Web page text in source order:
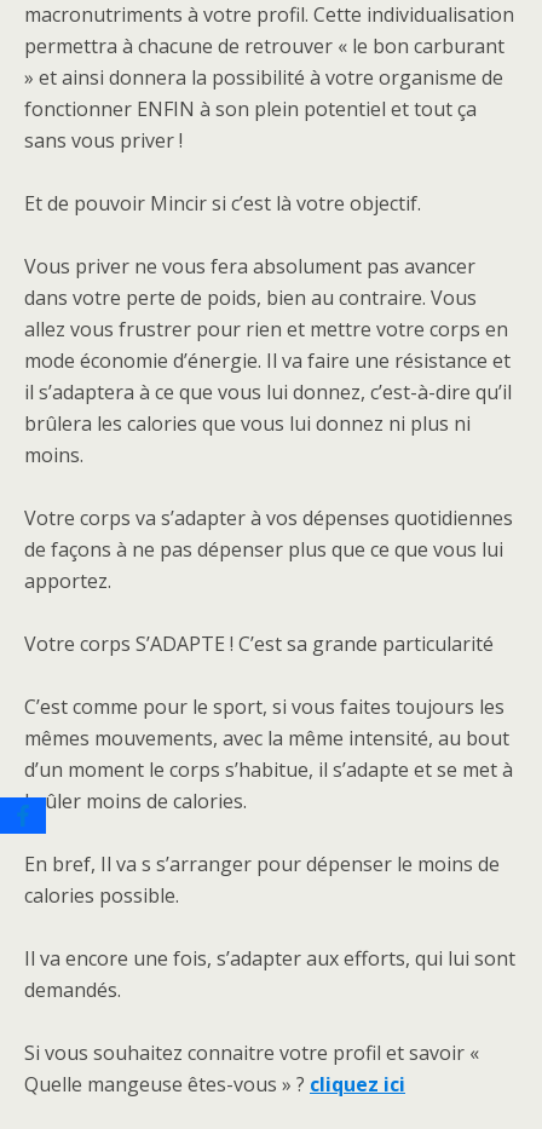
macronutriments à votre profil. Cette individualisation
permettra à chacune de retrouver « le bon carburant
» et ainsi donnera la possibilité à votre organisme de
fonctionner ENFIN à son plein potentiel et tout ça
sans vous priver !
Et de pouvoir Mincir si c’est là votre objectif.
Vous priver ne vous fera absolument pas avancer
dans votre perte de poids, bien au contraire. Vous
allez vous frustrer pour rien et mettre votre corps en
mode économie d’énergie. Il va faire une résistance et
il s’adaptera à ce que vous lui donnez, c’est-à-dire qu’il
brûlera les calories que vous lui donnez ni plus ni
moins.
Votre corps va s’adapter à vos dépenses quotidiennes
de façons à ne pas dépenser plus que ce que vous lui
apportez.
Votre corps S’ADAPTE ! C’est sa grande particularité
C’est comme pour le sport, si vous faites toujours les
mêmes mouvements, avec la même intensité, au bout
d’un moment le corps s’habitue, il s’adapte et se met à
brûler moins de calories.
En bref, Il va s s’arranger pour dépenser le moins de
calories possible.
Il va encore une fois, s’adapter aux efforts, qui lui sont
demandés.
Si vous souhaitez connaitre votre profil et savoir «
Quelle mangeuse êtes-vous » ? cliquez ici